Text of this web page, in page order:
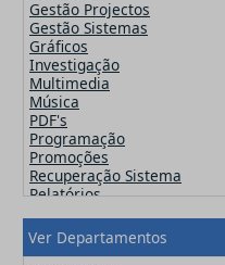
GFI
Globalscape
IDM Computer Solutions
Incomedia Software
Infacta
Infragistics
iSpring Solutions, Inc.
Jam Software
JetBrains
Kaspersky
Lansweeper
Maxon
Gestão Projectos
Gestão Sistemas
Gráficos
Investigação
Multimedia
Música
PDF's
Programação
Promoções
Recuperação Sistema
Relatórios
Sistemas Operativos
Utilitários
Ver Departamentos